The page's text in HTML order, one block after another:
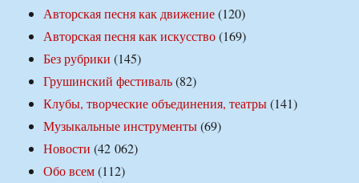
Авторская песня как движение(120)
Авторская песня как искусство(169)
Без рубрики (145)
Грушинский фестиваль(82)
Клубы, творческие объединения, театры(141)
Музыкальные инструменты(69)
Новости (42 062)
Обо всем(112)